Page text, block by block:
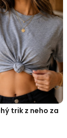
trik z neho za